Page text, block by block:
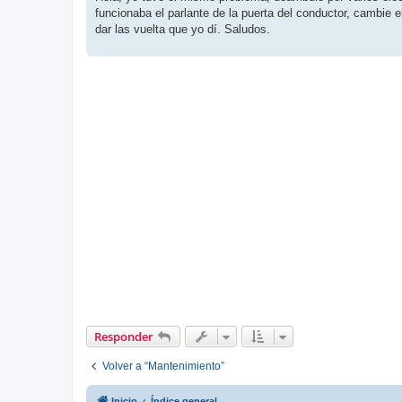
a
j
funcionaba el parlante de la puerta del conductor, cambie
dar las vuelta que yo dí. Saludos.
Responder
Volver a “Mantenimiento”